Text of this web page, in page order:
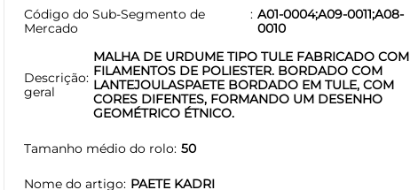
Código do Sub-Segmento de
Mercado
A01-0004;A09-0011;A08-
0010
Descrição
geral
MALHA DE URDUME TIPO TULE FABRICADO COM
FILAMENTOS DE POLIESTER. BORDADO COM
LANTEJOULASPAETE BORDADO EM TULE, COM
CORES DIFENTES, FORMANDO UM DESENHO
GEOMÉTRICO ÉTNICO.
Tamanho médio do rolo 50
Nome do artigo PAETE KADRI